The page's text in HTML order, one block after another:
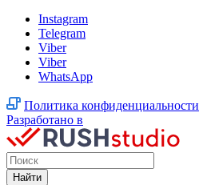
Instagram
Telegram
Viber
Viber
WhatsApp
Политика конфиденциальности
Разработано в
Найти